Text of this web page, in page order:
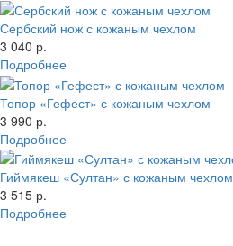
Сербский нож с кожаным чехлом
3 040 р.
Подробнее
Топор «Гефест» с кожаным чехлом
3 990 р.
Подробнее
Гиймякеш «Султан» с кожаным чехлом
3 515 р.
Подробнее